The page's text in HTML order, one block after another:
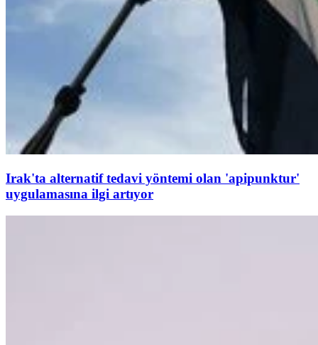
Irak'ta alternatif tedavi yöntemi olan 'apipunktur'
uygulamasına ilgi artıyor